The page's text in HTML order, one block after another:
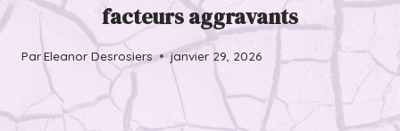
facteurs aggravants
ParEleanor Desrosiers janvier 29, 2026